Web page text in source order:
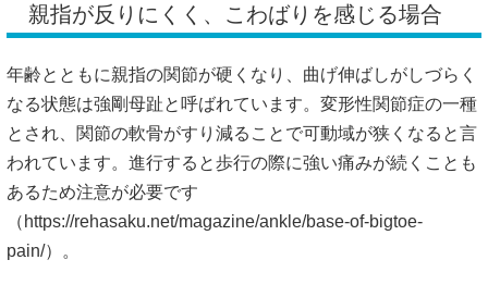
親指が反りにくく、こわばりを感じる場合
年齢とともに親指の関節が硬くなり、曲げ伸ばしがしづらく
なる状態は強剛母趾と呼ばれています。変形性関節症の一種
とされ、関節の軟骨がすり減ることで可動域が狭くなると言
われています。進行すると歩行の際に強い痛みが続くことも
あるため注意が必要です
（ https://rehasaku.net/magazine/ankle/base-of-bigtoe-
pain/）。